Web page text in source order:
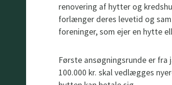
renovering af hytter og
forlænger deres levetid og
foreninger, som ejer en hytte
Første ansøgningsrunde er fra
100.000 kr. skal vedlægges